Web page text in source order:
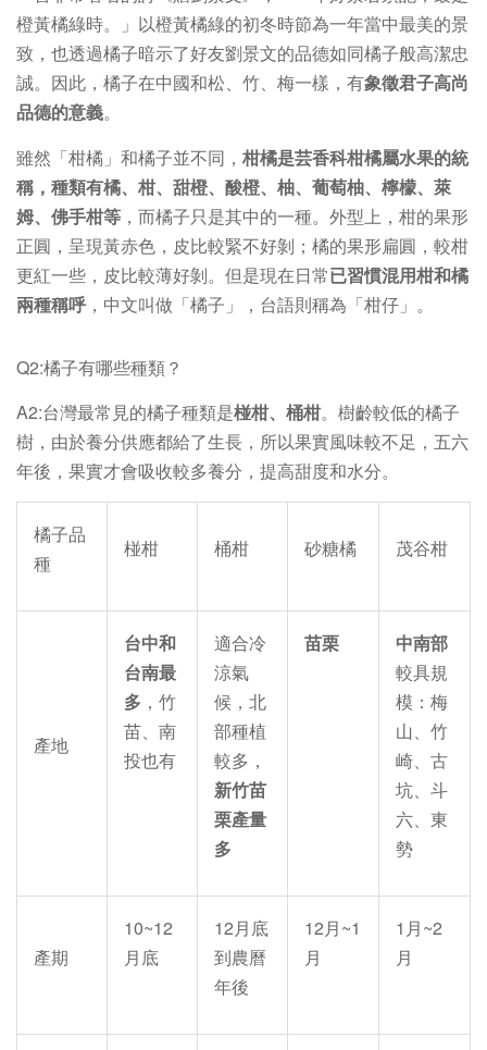
橙黃橘綠時。」以橙黃橘綠的初冬時節為一年當中最美的景
致，也透過橘子暗示了好友劉景文的品德如同橘子般高潔忠
誠。因此，橘子在中國和松、竹、梅一樣，有象徵君子高尚
品德的意義。
雖然「柑橘」和橘子並不同， 柑橘是芸香科柑橘屬水果的統
稱 ，種類有橘、柑、甜橙、酸橙、柚、葡萄柚、檸檬、萊
姆、佛手柑等 ，而橘子只是其中的一種。外型上，柑的果形
正圓，呈現黃赤色，皮比較緊不好剝；橘的果形扁圓，較柑
更紅一些，皮比較薄好剝。但是現在日常已習慣混用柑和橘
兩種稱呼，中文叫做「橘子」，台語則稱為「柑仔」。
Q2:橘子有哪些種類？
A2:台灣最常見的橘子種類是椪柑、桶柑。樹齡較低的橘子
樹，由於養分供應都給了生長，所以果實風味較不足，五六
年後，果實才會吸收較多養分，提高甜度和水分。
橘子品
種
椪柑 桶柑 砂糖橘 茂谷柑
產地
台中和
台南最
多 ，竹
苗、南
投也有
適合冷
涼氣
候，北
部種植
較多，
新竹苗
栗產量
多
苗栗
中南部
較具規
模：梅
山、竹
崎、古
坑、斗
六、東
勢
產期
10~12
月底
12月底
到農曆
年後
12月~1
月
1月~2
月